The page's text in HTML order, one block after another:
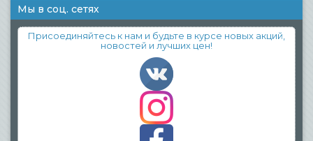
Мы в соц. сетях
Присоединяйтесь к нам и будьте в курсе новых акций,
новостей и лучших цен!